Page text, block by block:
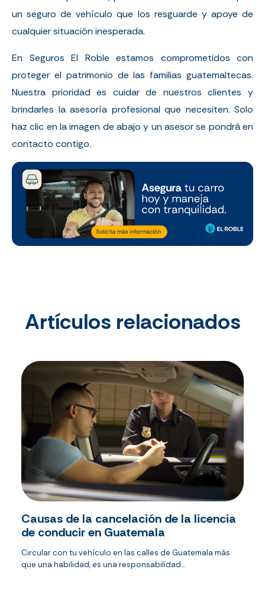
un seguro de vehículo que los resguarde y apoye de
cualquier situación inesperada.
En Seguros El Roble estamos comprometidos con
proteger el patrimonio de las familias guatemaltecas.
Nuestra prioridad es cuidar de nuestros clientes y
brindarles la asesoría profesional que necesiten. Solo
haz clic en la imagen de abajo y un asesor se pondrá en
contacto contigo.
Artículos relacionados
Causas de la cancelación de la licencia
de conducir en Guatemala
Circular con tu vehículo en las calles de Guatemala más
que una habilidad, es una responsabilidad...